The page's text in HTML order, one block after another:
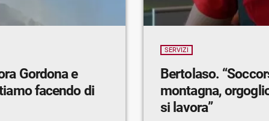
Gordona e
facendo di
SERVIZI
Bertolaso.
montagna,
si lavora”